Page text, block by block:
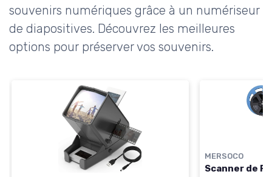
souvenirs numériques grâce à un numériseur
de diapositives. Découvrez les meilleures
options pour préserver vos souvenirs.
MERSOCO
Scanner de